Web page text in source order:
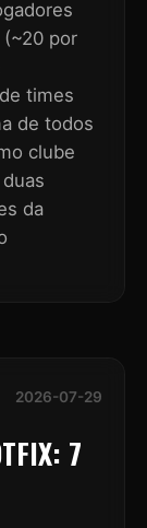
por
times
de todos
clube
da
2026-07-29
7